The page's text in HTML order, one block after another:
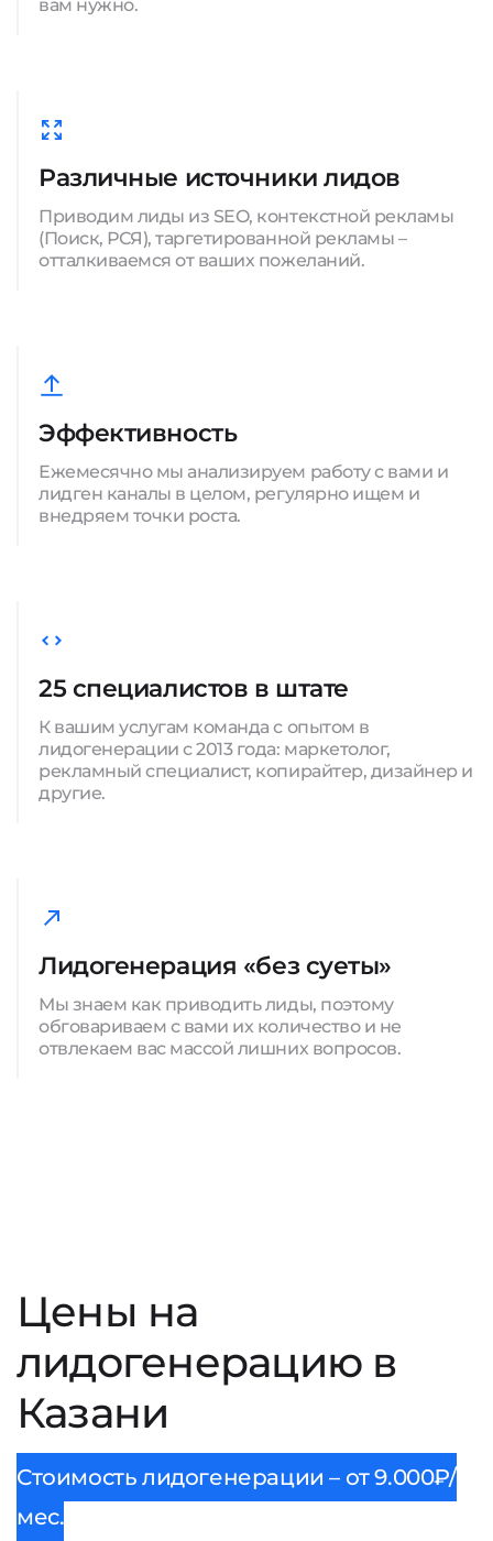
вам нужно.
Различные источники лидов
Приводим лиды из SEO, контекстной рекламы
(Поиск, РСЯ), таргетированной рекламы –
отталкиваемся от ваших пожеланий.
Эффективность
Ежемесячно мы анализируем работу с вами и
лидген каналы в целом, регулярно ищем и
внедряем точки роста.
25 специалистов в штате
К вашим услугам команда с опытом в
лидогенерации с 2013 года: маркетолог,
рекламный специалист, копирайтер, дизайнер и
другие.
Лидогенерация «без суеты»
Мы знаем как приводить лиды, поэтому
обговариваем с вами их количество и не
отвлекаем вас массой лишних вопросов.
Цены на
лидогенерацию в
Казани
Стоимость лидогенерации – от 9.000₽/
мес.